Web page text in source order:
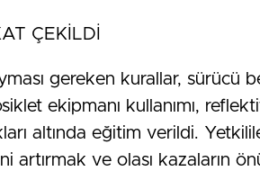
ÇEKİLDİ
gereken kurallar, sürücü
ekipmanı kullanımı,
altında eğitim verildi.
artırmak ve olası kazaların